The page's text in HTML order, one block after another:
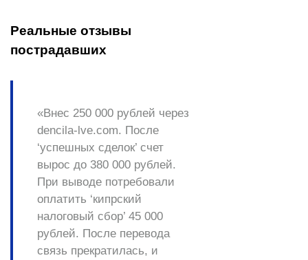
Реальные отзывы
пострадавших
«Внес 250 000 рублей через
dencila-lve.com. После
‘успешных сделок’ счет
вырос до 380 000 рублей.
При выводе потребовали
оплатить ‘кипрский
налоговый сбор’ 45 000
рублей. После перевода
связь прекратилась, и